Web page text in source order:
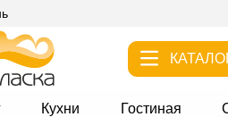
Кухни Гостиная